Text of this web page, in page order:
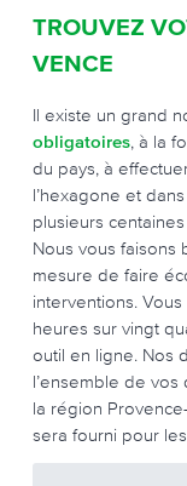
TROUVEZ
VENCE
Il existe un grand
obligatoires, à la
du pays, à
l’hexagone et
plusieurs
Nous vous faisons
mesure de faire
interventions.
heures sur vingt
outil en ligne. Nos
l’ensemble de
la région
sera fourni pour